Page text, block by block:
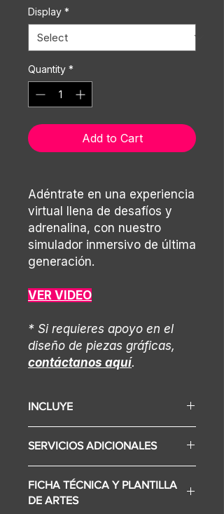
Display *
Quantity *
Add to Cart
Adéntrate en una experiencia
virtual llena de desafíos y
adrenalina, con nuestro
simulador inmersivo de última
generación.
VER VIDEO
* Si requieres apoyo en el
diseño de piezas gráficas,
contáctanos aquí.
INCLUYE
precio)
Simulador de moto con
movimiento sobre eje central
Desarrollo de juego
Computador gamer
SERVICIOS ADICIONALES
• Internet.
FICHA TÉCNICA Y PLANTILLA
DE ARTES